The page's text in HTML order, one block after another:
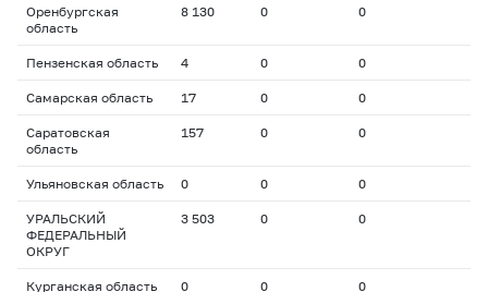
Оренбургская
область
8 130 0 0
Пензенская область 4 0 0
Самарская область 17 0 0
Саратовская
область
157 0 0
Ульяновская область 0 0 0
УРАЛЬСКИЙ
ФЕДЕРАЛЬНЫЙ
ОКРУГ
3 503 0 0
Курганская область 0 0 0